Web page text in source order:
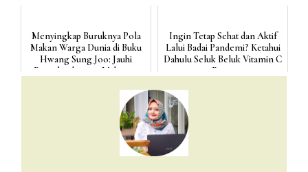
Menyingkap Buruknya Pola
Makan Warga Dunia di Buku
Hwang Sung Joo: Jauhi
Penyakit dengan Makanan
Ingin Tetap Sehat dan Aktif
Lalui Badai Pandemi? Ketahui
Dahulu Seluk Beluk Vitamin C
yang Bagus un...